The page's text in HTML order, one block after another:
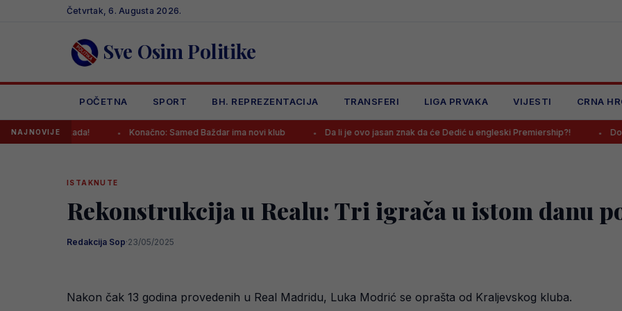
Četvrtak, 6. Augusta 2026.
Sve Osim Politike
POČETNA SPORT BH. REPREZENTACIJA TRANSFERI LIGA PRVAKA VIJESTI CRNA
NAJNOVIJE
ikada! Konačno: Samed Baždar ima novi klub Da li je ovo jasan znak da će Dedić u engleski Premiership?! Donesena
ISTAKNUTE
Rekonstrukcija u Realu: Tri igrača u istom danu
Redakcija Sop·23/05/2025
Nakon čak 13 godina provedenih u Real Madridu, Luka Modrić se oprašta od Kraljevskog kluba.